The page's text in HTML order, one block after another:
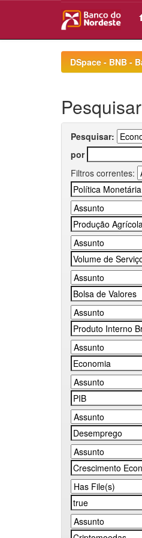
DSpace - BNB -
Pesquisar
Pesquisar:
por
Filtros correntes: